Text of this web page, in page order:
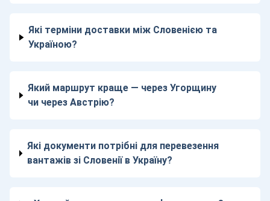
Які терміни доставки між Словенією та
Україною?
Який маршрут краще — через Угорщину
чи через Австрію?
Які документи потрібні для перевезення
вантажів зі Словенії в Україну?